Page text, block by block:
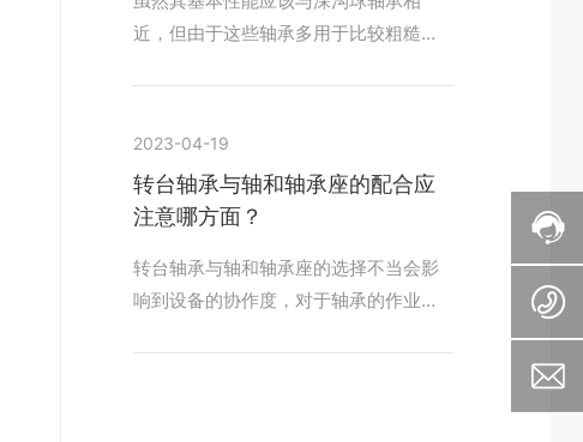
近，但由于这些轴承多用于比较粗糙的
应标有相当的折扣。例如：刚度差大、
挠度大的通轴采用带顶丝的外球面球轴
承。该类轴承两侧有密封圈，可严格防
止污物侵入。出厂前已加注适量润滑
剂，当轴承内圈突出端上的顶螺钉紧固
2023-04-19
转台轴承与轴和轴承座的配合应
注意哪方面？
转台轴承与轴和轴承座的选择不当会影
响到设备的协作度，对于轴承的作业精